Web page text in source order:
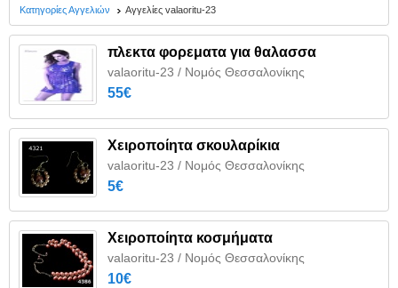
Κατηγορίες Αγγελιών Αγγελίες valaoritu-23
πλεκτα φορεματα για θαλασσα
valaoritu-23 / Νομός Θεσσαλονίκης
55€
Χειροποίητα σκουλαρίκια
valaoritu-23 / Νομός Θεσσαλονίκης
5€
Χειροποίητα κοσμήματα
valaoritu-23 / Νομός Θεσσαλονίκης
10€